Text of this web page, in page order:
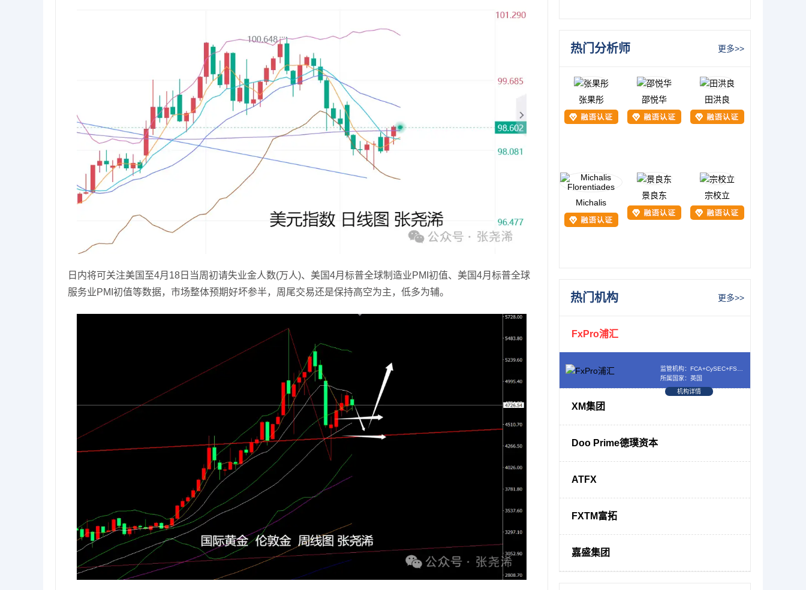
日内将可关注美国至4月18日当周初请失业金人数(万人)、美国4月标普全球制造业PMI初值、美国4月标普全球
服务业PMI初值等数据，市场整体预期好坏参半，周尾交易还是保持高空为主，低多为辅。
热门分析师 更多>>
张果彤 邵悦华 田洪良
Michalis
景良东 宗校立
热门机构 更多>>
FxPro浦汇
所属国家：英国
机构详情
XM集团
Doo Prime德璞资本
ATFX
FXTM富拓
嘉盛集团